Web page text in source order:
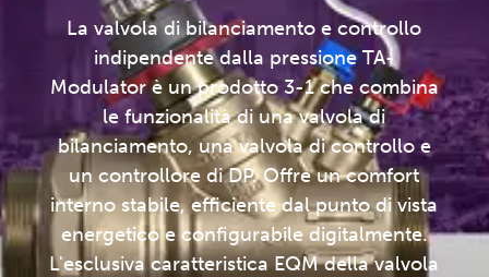
La valvola di bilanciamento e controllo
indipendente dalla pressione TA-
Modulator è un prodotto 3-1 che combina
le funzionalità di una valvola di
bilanciamento, una valvola di controllo e
un controllore di DP. Offre un comfort
interno stabile, efficiente dal punto di vista
energetico e configurabile digitalmente.
L'esclusiva caratteristica EQM della valvola